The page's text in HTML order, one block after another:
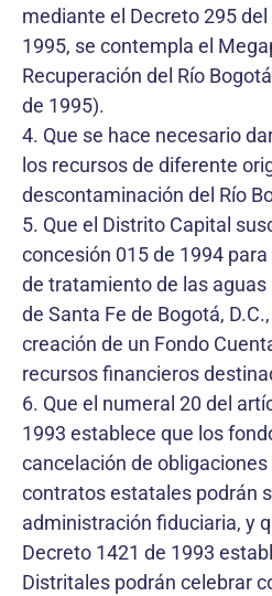
mediante el Decreto 295
1995, se contempla el
Recuperación del Río
de 1995).
4. Que se hace necesario
los recursos de diferente
descontaminación del Río
5. Que el Distrito Capital
concesión 015 de 1994
de tratamiento de las
de Santa Fe de Bogotá,
creación de un Fondo
recursos financieros
6. Que el numeral 20 del
1993 establece que los
cancelación de
contratos estatales podrán
administración fiduciaria, y
Decreto 1421 de 1993
Distritales podrán celebrar